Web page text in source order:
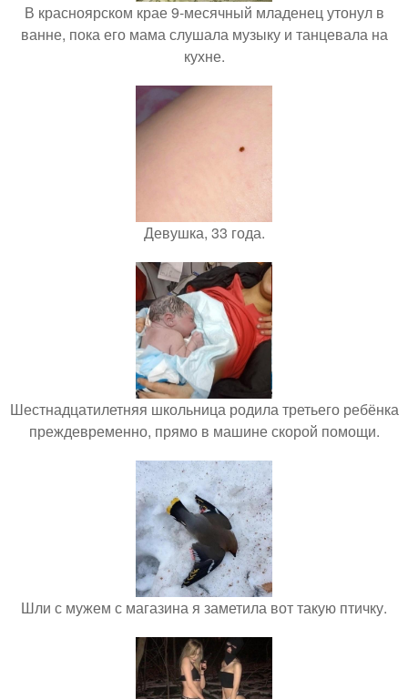
В красноярском крае 9-месячный младенец утонул в
ванне, пока его мама слушала музыку и танцевала на
кухне.
Девушка, 33 года.
Шестнадцатилетняя школьница родила третьего ребёнка
преждевременно, прямо в машине скорой помощи.
Шли с мужем с магазина я заметила вот такую птичку.